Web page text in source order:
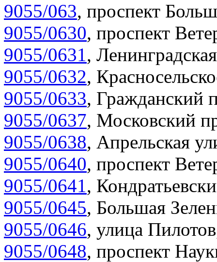
9055/063, проспект
9055/0630, проспект
9055/0631,
9055/0632,
9055/0633, Гражданский
9055/0637, Московский
9055/0638, Апрельская
9055/0640, проспект
9055/0641,
9055/0645, Большая
9055/0646, улица
9055/0648, проспект